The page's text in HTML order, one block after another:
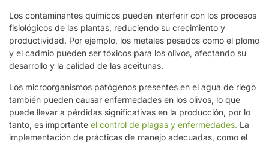
Los contaminantes químicos pueden interferir con los procesos
fisiológicos de las plantas, reduciendo su crecimiento y
productividad. Por ejemplo, los metales pesados como el plomo
y el cadmio pueden ser tóxicos para los olivos, afectando su
desarrollo y la calidad de las aceitunas.
Los microorganismos patógenos presentes en el agua de riego
también pueden causar enfermedades en los olivos, lo que
puede llevar a pérdidas significativas en la producción, por lo
tanto, es importante el control de plagas y enfermedades. La
implementación de prácticas de manejo adecuadas, como el